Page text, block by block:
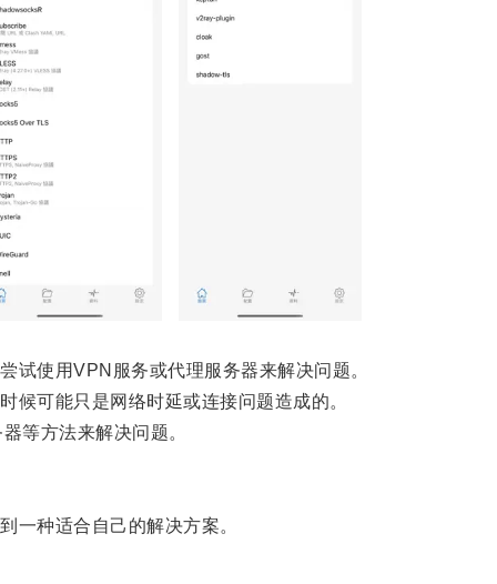
使用VPN服务或代理服务器来解决问题。
可能只是网络时延或连接问题造成的。
方法来解决问题。
种适合自己的解决方案。